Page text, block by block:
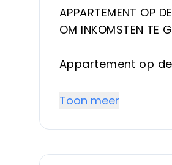
APPARTEMENT OP
OM INKOMSTEN TE
Appartement op
bij alle
Toon meer